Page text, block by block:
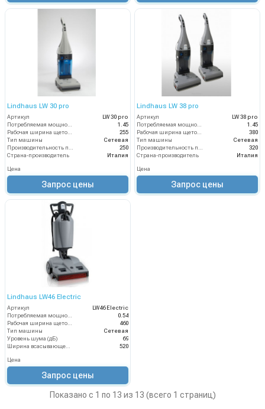
Lindhaus LW 30 pro
Артикул
LW 30 pro
Потребляемая мощность (кВт)
1.45
Рабочая ширина щеток (мм)
255
Тип машины
Сетевая
Производительность по площади (м2/ч)
250
Страна-производитель
Италия
Цена
Запрос цены
Lindhaus LW 38 pro
Артикул
LW 38 pro
Потребляемая мощность (кВт)
1.45
Рабочая ширина щеток (мм)
380
Тип машины
Сетевая
Производительность по площади (м2/ч)
320
Страна-производитель
Италия
Цена
Запрос цены
Lindhaus LW46 Electric
Артикул
LW46 Electric
0.54
460
Тип машины
Сетевая
Уровень шума (дБ)
69
520
Цена
Запрос цены
Показано с 1 по 13 из 13 (всего 1 страниц)